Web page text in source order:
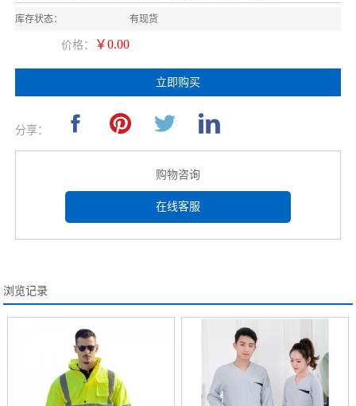
库存状态： 有现货
价格： ￥0.00
立即购买
分享：
购物咨询
在线客服
浏览记录